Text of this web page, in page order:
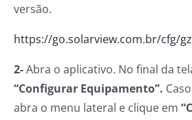
versão.
https://go.solarview.com.br/cfg/
2-Abra o aplicativo. No final da
“Configurar Equipamento”.
abra o menu lateral e clique em